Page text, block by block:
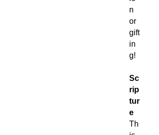
n
or
gift
in
g!
Sc
rip
tur
e
Th